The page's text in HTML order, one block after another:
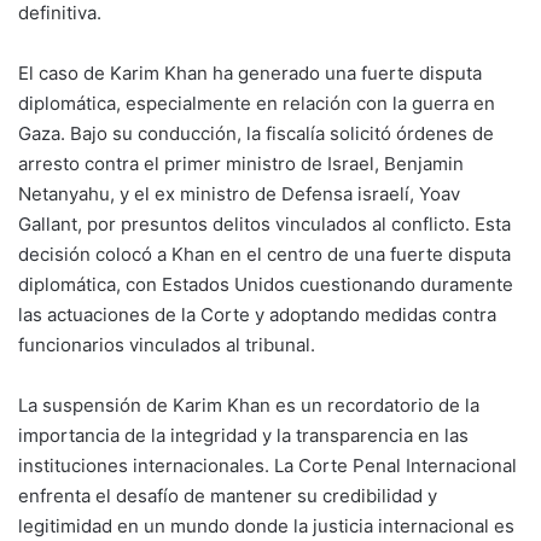
definitiva.
El caso de Karim Khan ha generado una fuerte disputa
diplomática, especialmente en relación con la guerra en
Gaza. Bajo su conducción, la fiscalía solicitó órdenes de
arresto contra el primer ministro de Israel, Benjamin
Netanyahu, y el ex ministro de Defensa israelí, Yoav
Gallant, por presuntos delitos vinculados al conflicto. Esta
decisión colocó a Khan en el centro de una fuerte disputa
diplomática, con Estados Unidos cuestionando duramente
las actuaciones de la Corte y adoptando medidas contra
funcionarios vinculados al tribunal.
La suspensión de Karim Khan es un recordatorio de la
importancia de la integridad y la transparencia en las
instituciones internacionales. La Corte Penal Internacional
enfrenta el desafío de mantener su credibilidad y
legitimidad en un mundo donde la justicia internacional es